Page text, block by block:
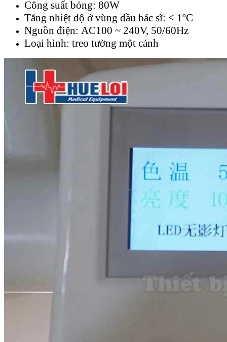
Công suất bóng: 80W
Tăng nhiệt độ ở vùng đầu bác sĩ: < 1ºC
Nguồn điện: AC100 ~ 240V, 50/60Hz
Loại hình: treo tường một cánh